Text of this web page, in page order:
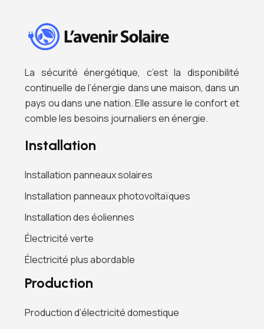
La sécurité énergétique, c’est la disponibilité
continuelle de l’énergie dans une maison, dans un
pays ou dans une nation. Elle assure le confort et
comble les besoins journaliers en énergie.
Installation
Installation panneaux solaires
Installation panneaux photovoltaïques
Installation des éoliennes
Électricité verte
Électricité plus abordable
Production
Production d’électricité domestique